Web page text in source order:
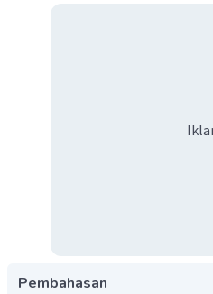
Pembahasan